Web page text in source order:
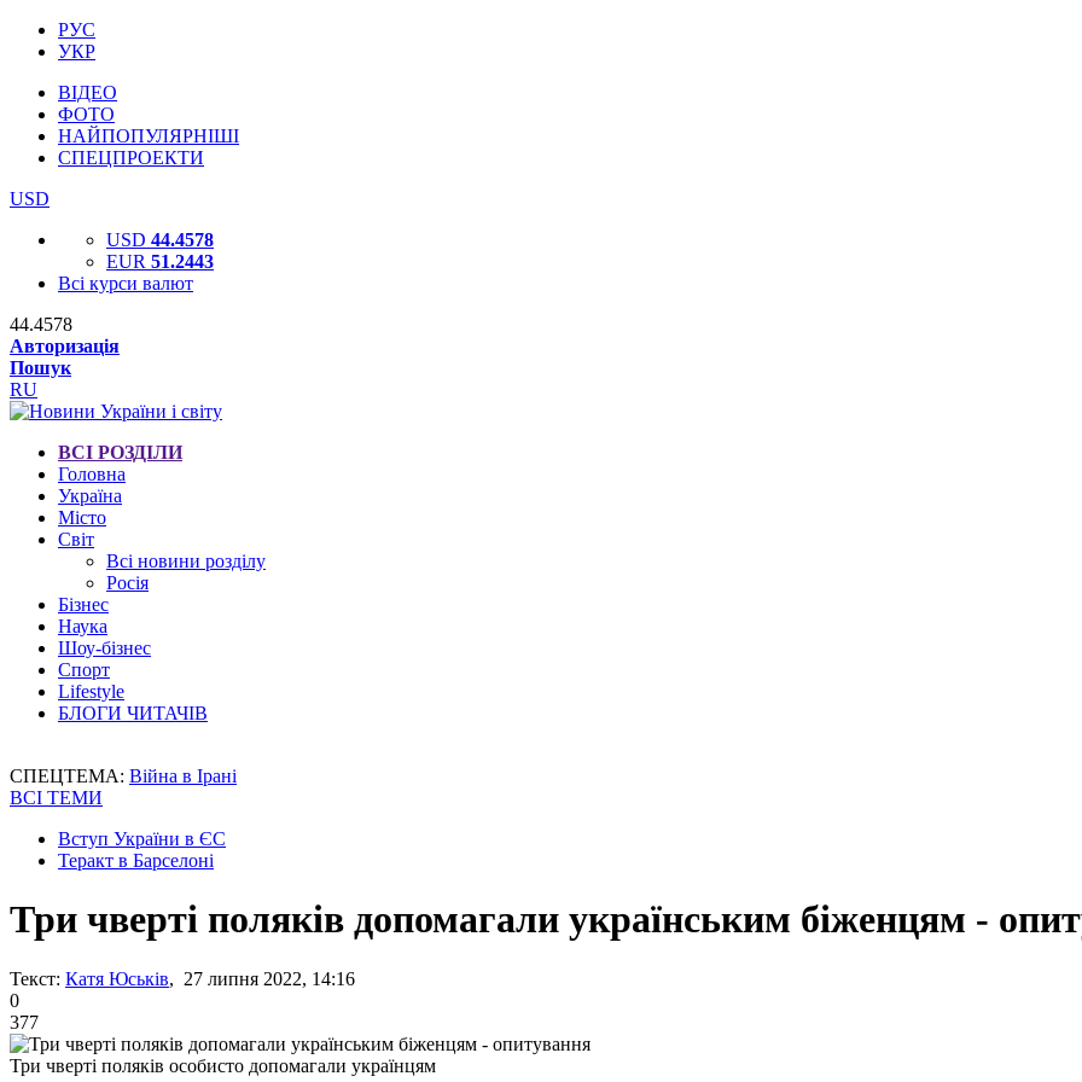
РУС
УКР
ВІДЕО
ФОТО
НАЙПОПУЛЯРНІШІ
СПЕЦПРОЕКТИ
USD
USD 44.4578
EUR 51.2443
Всі курси валют
44.4578
Авторизація
Пошук
RU
ВСІ РОЗДІЛИ
Головна
Україна
Місто
Світ
Всі новини розділу
Росія
Бізнес
Наука
Шоу-бізнес
Спорт
Lifestyle
БЛОГИ ЧИТАЧІВ
СПЕЦТЕМА: Війна в Ірані
ВСІ ТЕМИ
Вступ України в ЄС
Теракт в Барселоні
Три чверті поляків допомагали українським біженцям -
Текст: Катя Юськів, 27 липня 2022, 14:16
0
377
Три чверті поляків особисто допомагали українцям